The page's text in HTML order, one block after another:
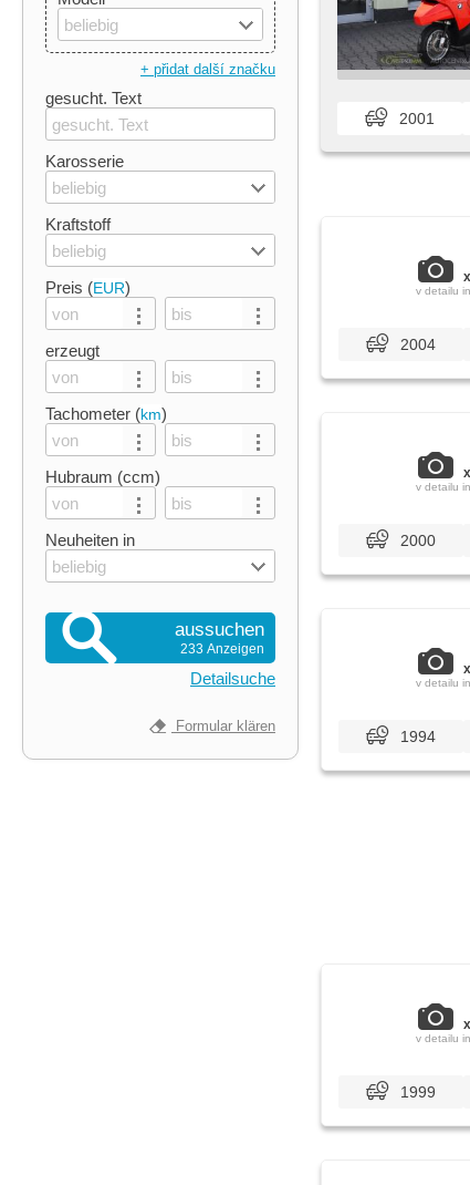
beliebig
+ přidat další značku
gesucht. Text
Karosserie
beliebig
Kraftstoff
beliebig
Preis (EUR)
erzeugt
Tachometer (km)
Hubraum (ccm)
Neuheiten in
beliebig
aussuchen
233 Anzeigen
Detailsuche
Formular klären
2001
x
v detailu
2004
x
v detailu
2000
x
v detailu
1994
x
v detailu
1999